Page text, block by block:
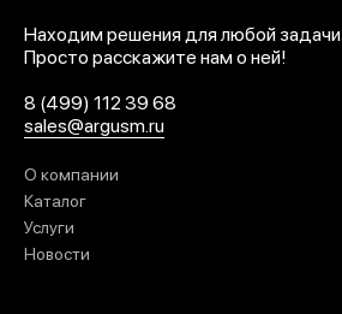
Находим решения для любой задачи.
Просто расскажите нам о ней!
8 (499) 112 39 68
sales@argusm.ru
О компании
Каталог
Услуги
Новости